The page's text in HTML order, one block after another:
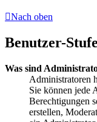
Nach oben
Benutzer-
Was sind
Administratoren
Sie können jede
Berechtigungen
erstellen,